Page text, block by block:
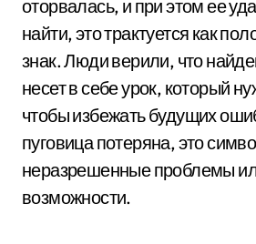
оторвалась, и при этом ее
найти, это трактуется как
знак. Люди верили, что
несет в себе урок, который
чтобы избежать будущих
пуговица потеряна, это
неразрешенные проблемы
возможности.